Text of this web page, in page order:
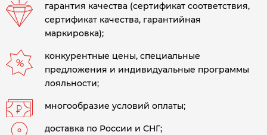
гарантия качества (сертификат соответствия,
сертификат качества, гарантийная
маркировка);
конкурентные цены, специальные
предложения и индивидуальные программы
лояльности;
многообразие условий оплаты;
доставка по России и СНГ;